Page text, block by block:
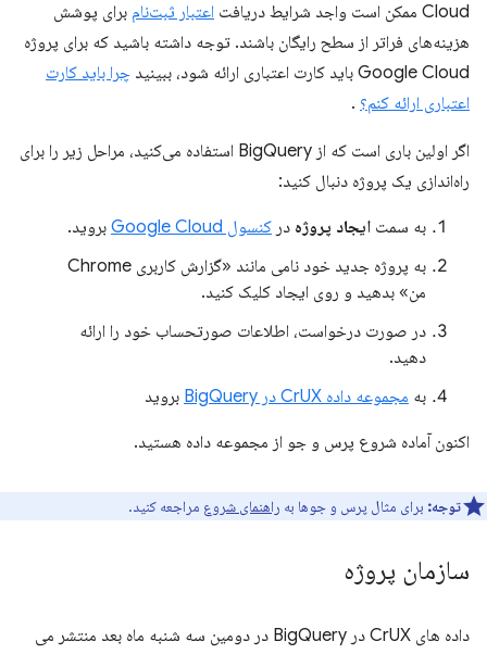
Cloud ممکن است واجد شرایط دریافت
اعتبار ثبت‌نام برای پوشش
هزینه‌های فراتر از سطح رایگان باشند. توجه داشته باشید که برای پروژه
Google Cloud باید کارت اعتباری ارائه شود، ببینید
چرا باید کارت
اعتباری ارائه کنم؟ .
اگر اولین باری است که از BigQuery استفاده می‌کنید، مراحل زیر را برای
راه‌اندازی یک پروژه دنبال کنید:
به سمت ایجاد پروژه در کنسول Google Cloud
بروید.
به پروژه جدید خود نامی مانند «گزارش کاربری Chrome
من» بدهید و روی ایجاد کلیک کنید.
در صورت درخواست، اطلاعات صورتحساب خود را ارائه
دهید.
به مجموعه داده CrUX در BigQuery بروید
اکنون آماده شروع پرس و جو از مجموعه داده هستید.
توجه: برای مثال پرس و جوها به راهنمای شروع مراجعه کنید.
سازمان پروژه
داده های CrUX در BigQuery در دومین سه شنبه ماه بعد منتشر می